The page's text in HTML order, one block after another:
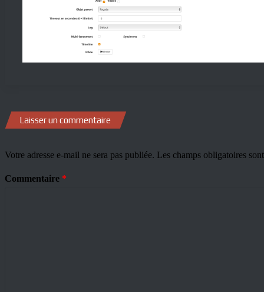
Laisser un commentaire
Votre adresse e-mail ne sera pas publiée. Les champs obligatoires
Commentaire *